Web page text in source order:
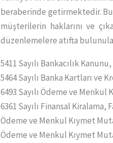
beraberinde getirmektedir.
müşterilerin haklarını ve
düzenlemelere atıfta
5411 Sayılı Bankacılık Kanunu,
5464 Sayılı Banka Kartları ve
6493 Sayılı Ödeme ve
6361 Sayılı Finansal
Ödeme ve Menkul Kıymet
Ödeme ve Menkul Kıymet